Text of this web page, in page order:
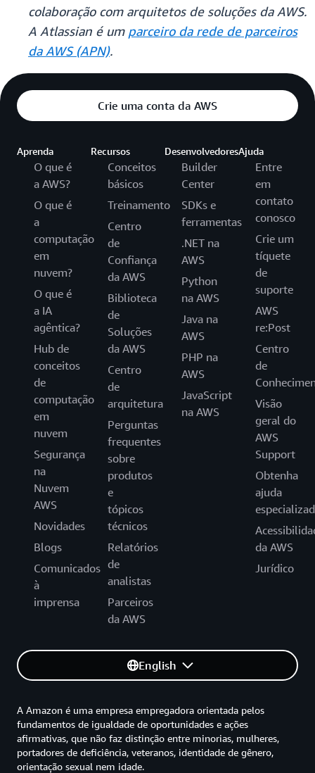
colaboração com arquitetos de soluções da AWS.
A Atlassian é um parceiro da rede de parceiros
da AWS (APN).
Crie uma conta da AWS
Aprenda
O que é
a AWS?
O que é
a
computação
em
nuvem?
O que é
a IA
agêntica?
Hub de
conceitos
de
computação
em
nuvem
Segurança
na
Nuvem
AWS
Novidades
Blogs
Comunicados
à
imprensa
Recursos
Conceitos
básicos
Treinamento
Centro
de
Confiança
da AWS
Biblioteca
de
Soluções
da AWS
Centro
de
arquitetura
Perguntas
frequentes
sobre
produtos
e
tópicos
técnicos
Relatórios
de
analistas
Parceiros
da AWS
Desenvolvedores
Builder
Center
SDKs e
ferramentas
.NET na
AWS
Python
na AWS
Java na
AWS
PHP na
AWS
JavaScript
na AWS
Ajuda
Entre
em
contato
conosco
Crie um
tíquete
de
suporte
AWS
re:Post
Centro
de
Visão
geral do
AWS
Support
Obtenha
ajuda
da AWS
Jurídico
English
A Amazon é uma empresa empregadora orientada pelos
fundamentos de igualdade de oportunidades e ações
afirmativas, que não faz distinção entre minorias, mulheres,
portadores de deficiência, veteranos, identidade de gênero,
orientação sexual nem idade.